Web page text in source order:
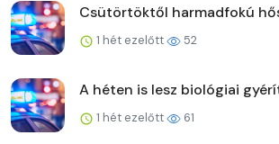
Csütörtöktől harmadfokú
1 hét ezelőtt 52
A héten is lesz biológiai
1 hét ezelőtt 61